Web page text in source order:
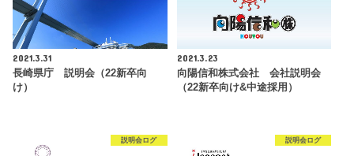
2021.3.31
長崎県庁 説明会（22新卒向
け）
2021.3.23
向陽信和株式会社 会社説明会
（22新卒向け&中途採用）
説明会ログ 説明会ログ